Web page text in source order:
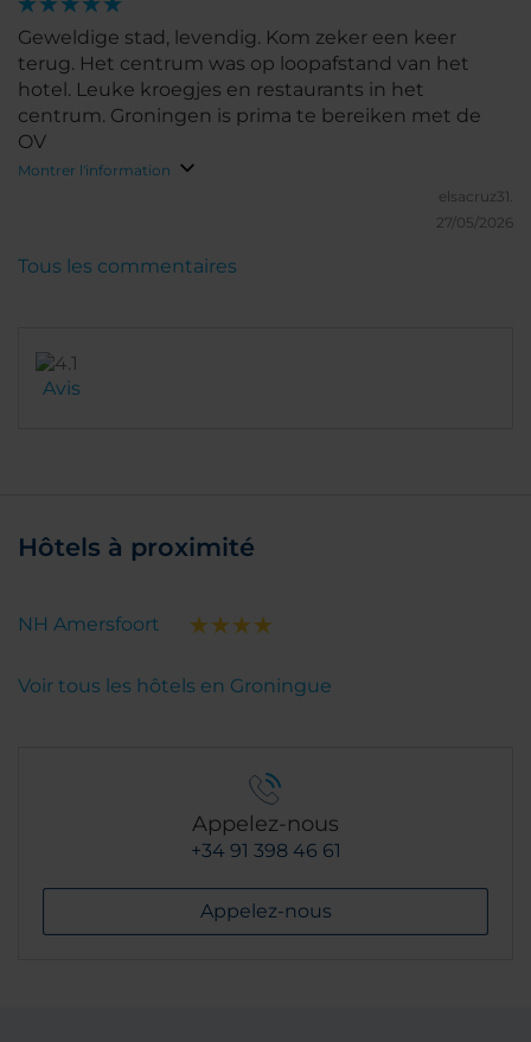
Geweldige stad, levendig. Kom zeker een keer
terug. Het centrum was op loopafstand van het
hotel. Leuke kroegjes en restaurants in het
centrum. Groningen is prima te bereiken met de
OV
Montrer l'information
elsacruz31.
27/05/2026
Avis
Tous les commentaires
Hôtels à proximité
NH Amersfoort
Voir tous les hôtels en Groningue
Appelez-nous
+34 91 398 46 61
Appelez-nous